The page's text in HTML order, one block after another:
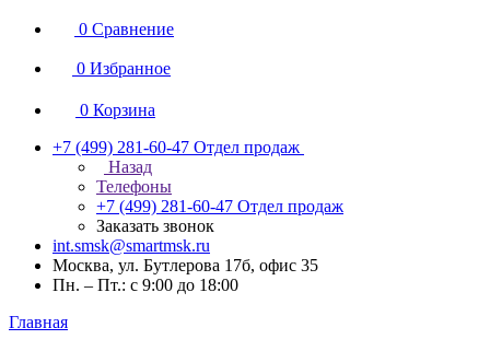
0 Сравнение
0 Избранное
0 Корзина
+7 (499) 281-60-47 Отдел продаж
Назад
Телефоны
+7 (499) 281-60-47 Отдел продаж
Заказать звонок
int.smsk@smartmsk.ru
Москва, ул. Бутлерова 17б, офис 35
Пн. – Пт.: с 9:00 до 18:00
Главная